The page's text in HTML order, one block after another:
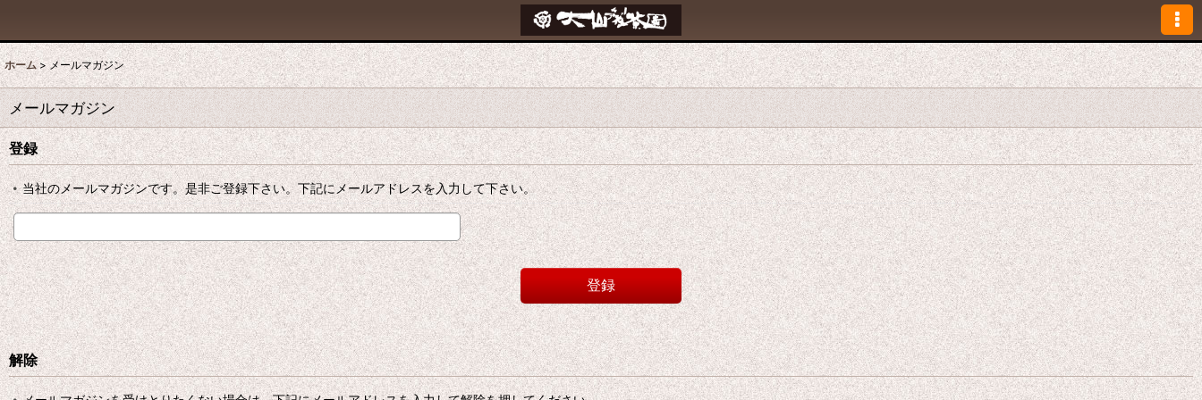
ホーム > メールマガジン
メールマガジン
登録
当社のメールマガジンです。是非ご登録下さい。下記にメールアドレスを入力して下さい。
登録
解除